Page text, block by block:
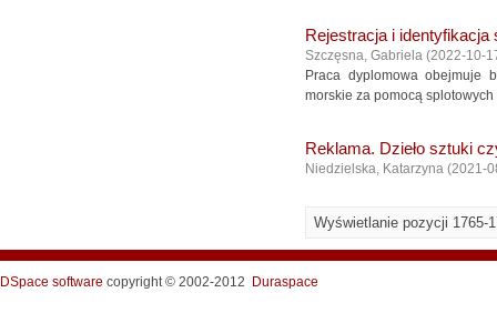
Rejestracja i
Szczęsna, Gabriela (2022-10-
Praca dyplomowa obejmuje
morskie za pomocą
Reklama. Dzieło sztuki
Niedzielska, Katarzyna (2021-
Wyświetlanie pozycji 1765-
DSpace software copyright © 2002-2012 Duraspace